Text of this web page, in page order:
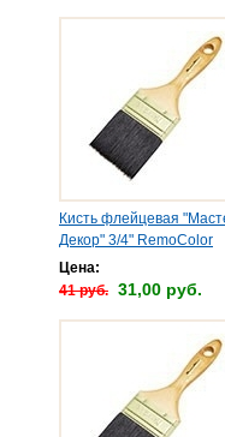
Кисть флейцевая
Декор" 3/4" RemoColor
Цена:
41 руб. 31,00 руб.